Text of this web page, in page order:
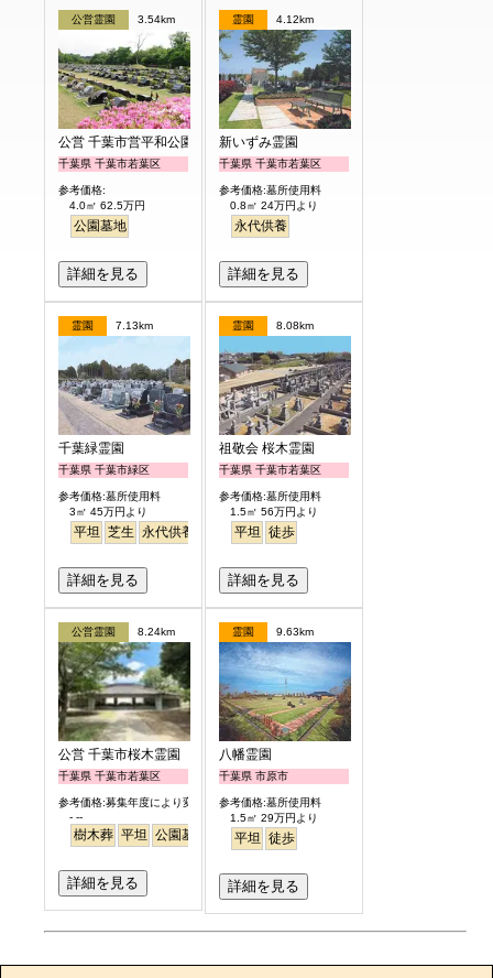
公営霊園 3.54km
公営 千葉市営平和公園
千葉県 千葉市若葉区
参考価格:
4.0㎡ 62.5万円
公園墓地
詳細を見る
霊園 4.12km
新いずみ霊園
千葉県 千葉市若葉区
参考価格:墓所使用料
0.8㎡ 24万円より
永代供養
詳細を見る
霊園 7.13km
千葉緑霊園
千葉県 千葉市緑区
参考価格:墓所使用料
3㎡ 45万円より
平坦 芝生 永代供養
詳細を見る
霊園 8.08km
祖敬会 桜木霊園
千葉県 千葉市若葉区
参考価格:墓所使用料
1.5㎡ 56万円より
平坦 徒歩
詳細を見る
公営霊園 8.24km
公営 千葉市桜木霊園
千葉県 千葉市若葉区
参考価格:募集年度により変わります
- --
樹木葬 平坦 公園墓地
詳細を見る
霊園 9.63km
八幡霊園
千葉県 市原市
参考価格:墓所使用料
1.5㎡ 29万円より
平坦 徒歩
詳細を見る